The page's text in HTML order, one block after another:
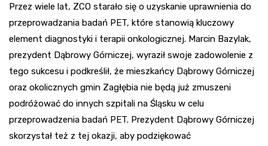
Przez wiele lat, ZCO starało się o uzyskanie uprawnienia do
przeprowadzania badań PET, które stanowią kluczowy
element diagnostyki i terapii onkologicznej. Marcin Bazylak,
prezydent Dąbrowy Górniczej, wyraził swoje zadowolenie z
tego sukcesu i podkreślił, że mieszkańcy Dąbrowy Górniczej
oraz okolicznych gmin Zagłębia nie będą już zmuszeni
podróżować do innych szpitali na Śląsku w celu
przeprowadzenia badań PET. Prezydent Dąbrowy Górniczej
skorzystał też z tej okazji, aby podziękować